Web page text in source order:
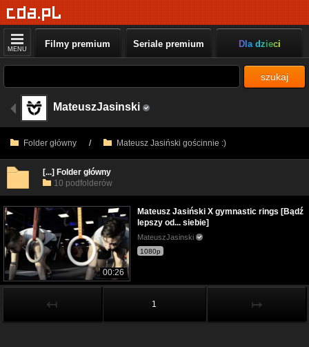
MENU Filmy premium Seriale premium Dla dzieci
szukaj
MateuszJasinski
Folder główny / Mateusz Jasiński gościnnie :)
[...] Folder główny
10 podfolderów
00:26
Mateusz Jasiński X gymnastic rings [Bądź
lepszy od... siebie]
MateuszJasinski
1080p
↤ 1 ↦